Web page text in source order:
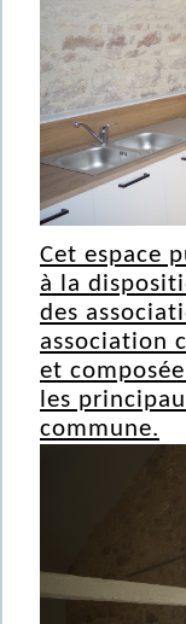
Cet espace
à la
des
association
et
les
commune.